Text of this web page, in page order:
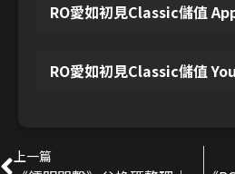
RO愛如初見Classic儲值
RO愛如初見Classic儲值
上一篇